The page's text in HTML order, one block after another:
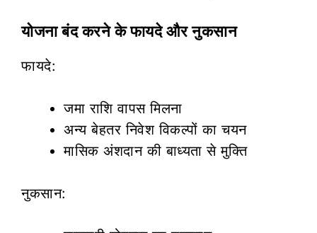
योजना बंद करने के फायदे और नुकसान
फायदे:
जमा राशि वापस मिलना
अन्य बेहतर निवेश विकल्पों का चयन
मासिक अंशदान की बाध्यता से मुक्ति
नुकसान: